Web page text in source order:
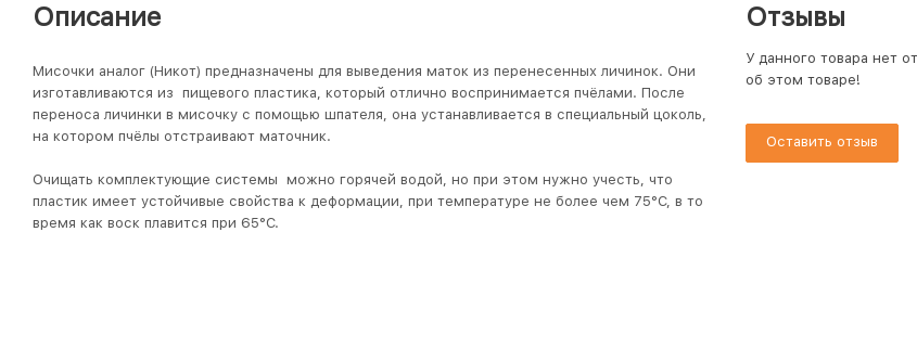
Описание
Мисочки аналог (Никот) предназначены для выведения маток из перенесенных личинок. Они
изготавливаются из пищевого пластика, который отлично воспринимается пчёлами. После
переноса личинки в мисочку с помощью шпателя, она устанавливается в специальный цоколь,
на котором пчёлы отстраивают маточник.
Очищать комплектующие системы можно горячей водой, но при этом нужно учесть, что
пластик имеет устойчивые свойства к деформации, при температуре не более чем 75°С, в то
время как воск плавится при 65°С.
Отзывы
У данного товара нет
об этом товаре!
Оставить отзыв